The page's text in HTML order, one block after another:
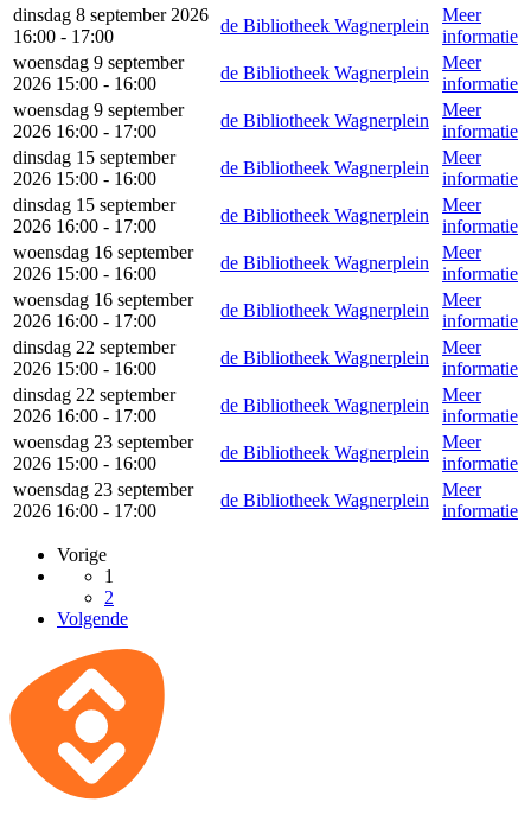
dinsdag 8 september 2026
16:00 - 17:00
de Bibliotheek Wagnerplein
Meer
informatie
woensdag 9 september
2026 15:00 - 16:00
de Bibliotheek Wagnerplein
Meer
informatie
woensdag 9 september
2026 16:00 - 17:00
de Bibliotheek Wagnerplein
Meer
informatie
dinsdag 15 september
2026 15:00 - 16:00
de Bibliotheek Wagnerplein
Meer
informatie
dinsdag 15 september
2026 16:00 - 17:00
de Bibliotheek Wagnerplein
Meer
informatie
woensdag 16 september
2026 15:00 - 16:00
de Bibliotheek Wagnerplein
Meer
informatie
woensdag 16 september
2026 16:00 - 17:00
de Bibliotheek Wagnerplein
Meer
informatie
dinsdag 22 september
2026 15:00 - 16:00
de Bibliotheek Wagnerplein
Meer
informatie
dinsdag 22 september
2026 16:00 - 17:00
de Bibliotheek Wagnerplein
Meer
informatie
woensdag 23 september
2026 15:00 - 16:00
de Bibliotheek Wagnerplein
Meer
informatie
woensdag 23 september
2026 16:00 - 17:00
de Bibliotheek Wagnerplein
Meer
informatie
Vorige
1
2
Volgende